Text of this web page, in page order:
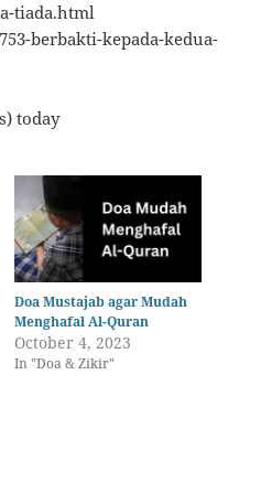
tiada.html
berbakti-kepada-kedua-
today
Doa Mustajab agar Mudah
Menghafal Al-Quran
October 4, 2023
In "Doa & Zikir"